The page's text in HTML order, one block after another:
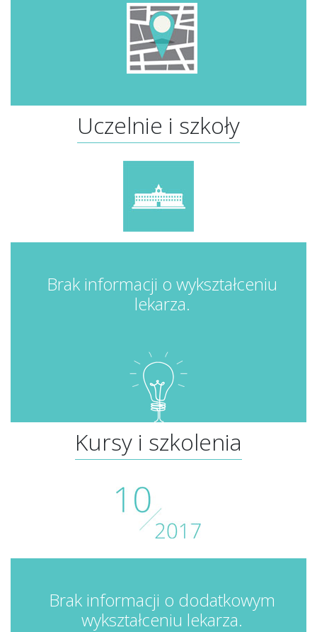
Uczelnie i szkoły
Brak informacji o wykształceniu
lekarza.
Kursy i szkolenia
Brak informacji o dodatkowym
wykształceniu lekarza.